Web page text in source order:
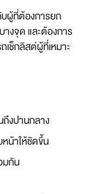
บผู้ที่ต้องการยก
างจุด และต้องการ
ช็กลิสต์ผู้ที่เหมาะ
งปานกลาง
น้าให้ชัดขึ้น
มกัน